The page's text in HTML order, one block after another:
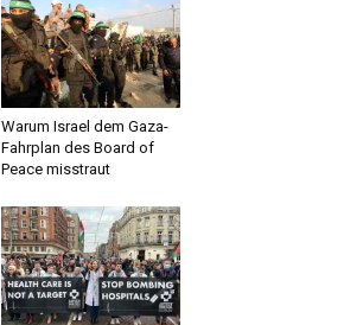
Warum Israel dem Gaza-
Fahrplan des Board of
Peace misstraut